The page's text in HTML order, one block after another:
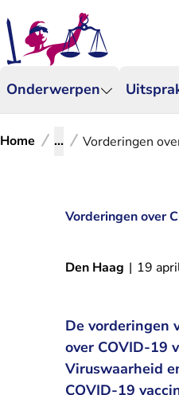
Onderwerpen
Home ... Vorderingen
Vorderingen over
Den Haag | 19
De vorderingen
over COVID-19
Viruswaarheid
COVID-19